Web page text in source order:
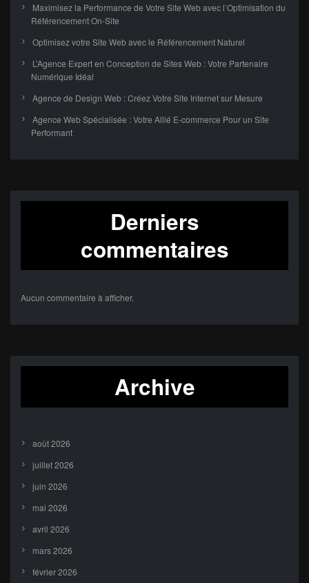
Maximisez la Performance de Votre Site Web avec l’Optimisation du
Référencement On-Site
Optimisez votre Site Web avec le Référencement Naturel
L’Agence Expert en Conception de Sites Web : Votre Partenaire
Numérique Idéal
Agence de Design Web : Créez Votre Site Internet sur Mesure
Agence Web Spécialisée : Votre Allié E-commerce Pour un Site
Performant
Derniers
commentaires
Aucun commentaire à afficher.
Archive
août 2026
juillet 2026
juin 2026
mai 2026
avril 2026
mars 2026
février 2026